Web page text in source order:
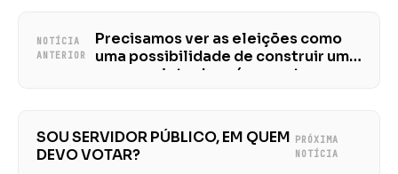
NOTÍCIA
ANTERIOR
Precisamos ver as eleições como
uma possibilidade de construir um
novo projeto de país, apontam
SOU SERVIDOR PÚBLICO, EM QUEM
DEVO VOTAR?
PRÓXIMA
NOTÍCIA